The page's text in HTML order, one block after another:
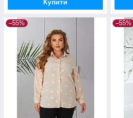
Купити
–55% –55%